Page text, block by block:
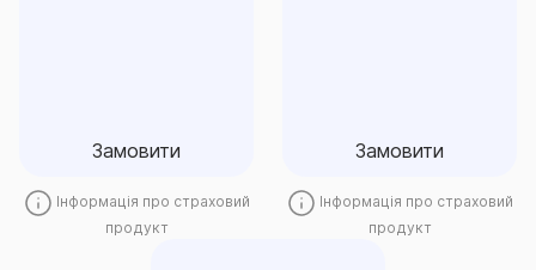
Замовити
Інформація про страховий
продукт
Замовити
Інформація про страховий
продукт